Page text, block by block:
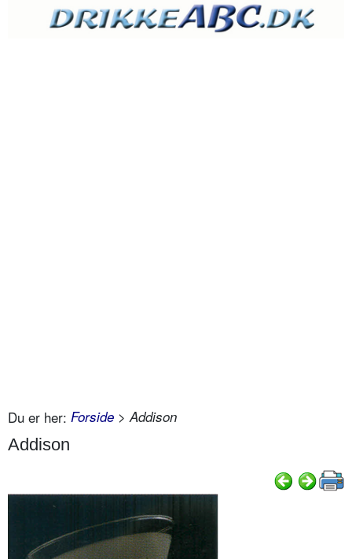
Du er her: Forside > Addison
Addison